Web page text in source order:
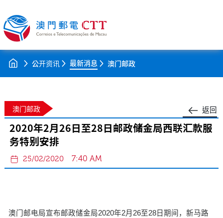
公开资讯 最新消息 澳门邮政
返回
澳门邮政
2020年2月26日至28日邮政储金局西联汇款服
务特别安排
25/02/2020 7:40 AM
澳门邮电局宣布邮政储金局2020年2月26至28日期间，新马路